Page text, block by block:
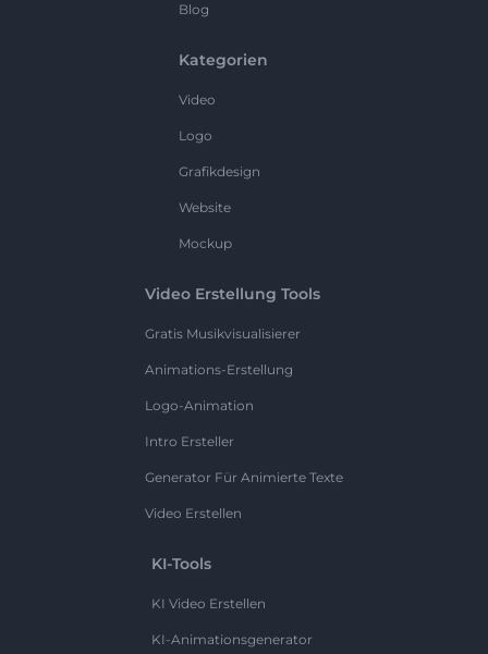
Blog
Kategorien
Video
Logo
Grafikdesign
Website
Mockup
Video Erstellung Tools
Gratis Musikvisualisierer
Animations-Erstellung
Logo-Animation
Intro Ersteller
Generator Für Animierte Texte
Video Erstellen
KI-Tools
KI Video Erstellen
KI-Animationsgenerator